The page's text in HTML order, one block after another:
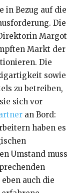
in Bezug auf die
Die
Margot
Markt der
Die
sowie
zu betreiben,
sich vor
an Bord:
haben es
Umstand muss
auch die